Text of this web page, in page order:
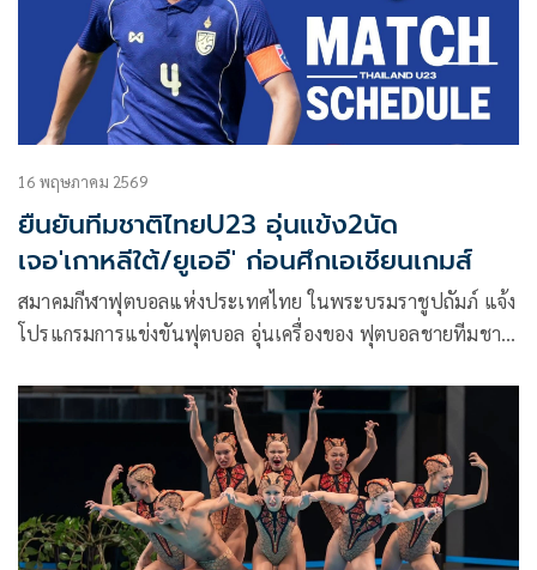
16 พฤษภาคม 2569
ยืนยันทีมชาติไทยU23 อุ่นแข้ง2นัด
เจอ'เกาหลีใต้/ยูเออี' ก่อนศึกเอเชียนเกมส์
สมาคมกีฬาฟุตบอลแห่งประเทศไทย ในพระบรมราชูปถัมภ์ แจ้ง
โปรแกรมการแข่งขันฟุตบอล อุ่นเครื่องของ ฟุตบอลชายทีมชาติ
ส่วนหนึ่งของการเตรียมพร้อมของทีมชาติไทย ในการเตรียม
พร้อมสำหรับการแข่งขันฟุตบอล ในมหกรรมเอเชียน เกมส์
2026 ที่ ประเทศ ญี่ปุ่น ในช่วงเดือนกันยายน 2569